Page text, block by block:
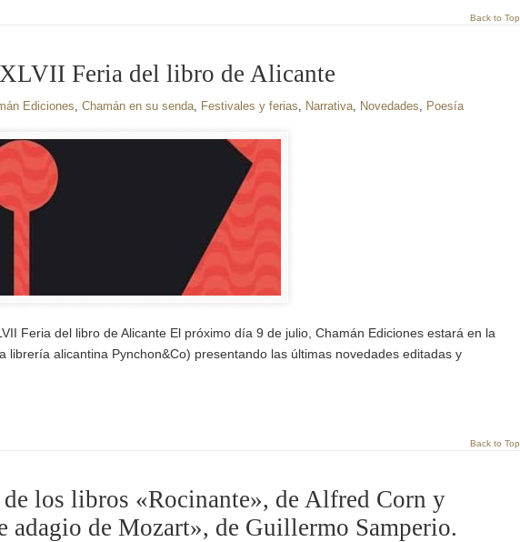
Back to Top
Feria del libro de Alicante
Ediciones, Chamán en su senda, Festivales y ferias, Narrativa, Novedades, Poesía
Feria del libro de Alicante El próximo día 9 de julio, Chamán Ediciones estará en la
librería alicantina Pynchon&Co) presentando las últimas novedades editadas y
Back to Top
los libros «Rocinante», de Alfred Corn y
adagio de Mozart», de Guillermo Samperio.